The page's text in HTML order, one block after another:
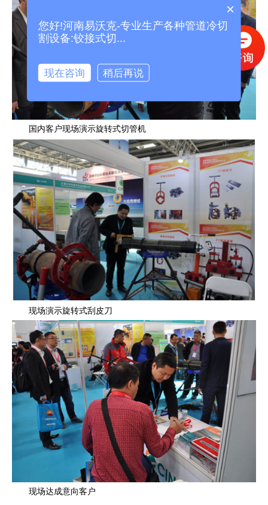
国内客户现场演示旋转式切管机
现场演示旋转式刮皮刀
现场达成意向客户
×
您好!河南易沃克-专业生产各种管道冷切
割设备:铰接式切...
现在咨询 稍后再说